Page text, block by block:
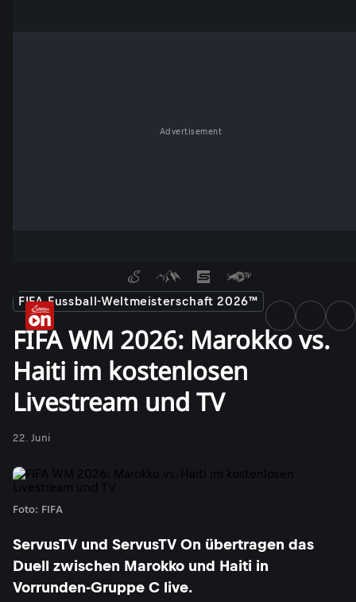
Advertisement
FIFA Fussball-Weltmeisterschaft 2026™
FIFA WM 2026: Marokko vs.
Haiti im kostenlosen
Livestream und TV
22. Juni
Foto: FIFA
ServusTV und ServusTV On übertragen das
Duell zwischen Marokko und Haiti in
Vorrunden-Gruppe C live.